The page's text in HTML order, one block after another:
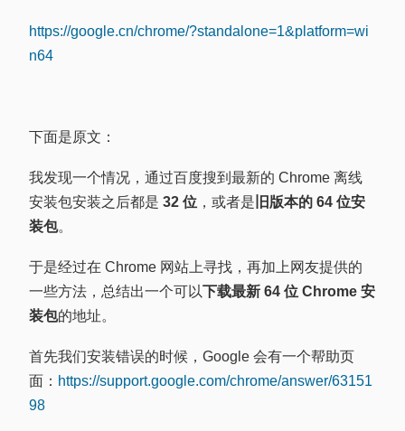
https://google.cn/chrome/?standalone=1&platform=wi
n64
下面是原文：
我发现一个情况，通过百度搜到最新的 Chrome 离线
安装包安装之后都是 32 位 ，或者是 旧版本的 64 位安
装包。
于是经过在 Chrome 网站上寻找，再加上网友提供的
一些方法，总结出一个可以下载最新 64 位 Chrome 安
装包的地址。
首先我们安装错误的时候，Google 会有一个帮助页
面： https://support.google.com/chrome/answer/63151
98